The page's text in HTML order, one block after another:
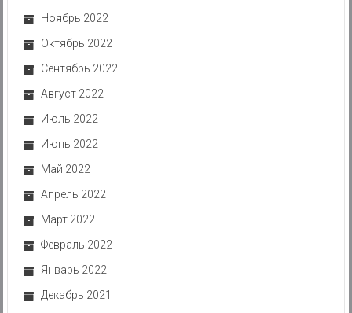
Ноябрь 2022
Октябрь 2022
Сентябрь 2022
Август 2022
Июль 2022
Июнь 2022
Май 2022
Апрель 2022
Март 2022
Февраль 2022
Январь 2022
Декабрь 2021